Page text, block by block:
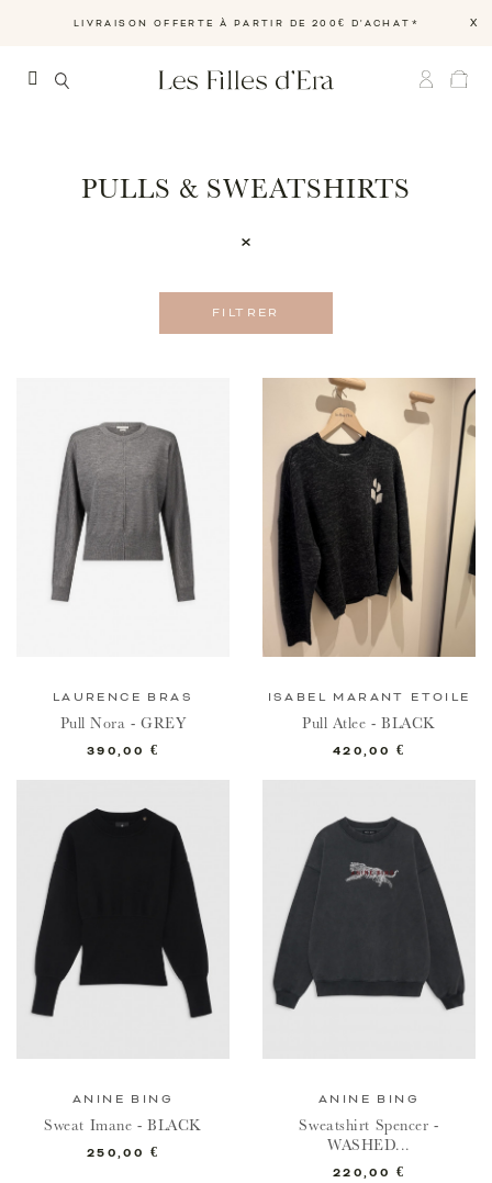
LIVRAISON OFFERTE À PARTIR DE 200€ D'ACHAT* X
PULLS & SWEATSHIRTS
FILTRER
LAURENCE BRAS
Pull Nora - GREY
Prix
390,00 €
ISABEL MARANT ETOILE
Pull Atlee - BLACK
Prix
420,00 €
ANINE BING
Sweat Imane - BLACK
Prix
250,00 €
ANINE BING
Sweatshirt Spencer -
WASHED...
Prix
220,00 €